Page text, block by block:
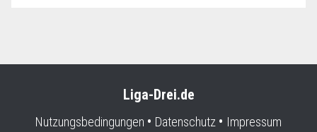
Liga-Drei.de
Nutzungsbedingungen Datenschutz Impressum